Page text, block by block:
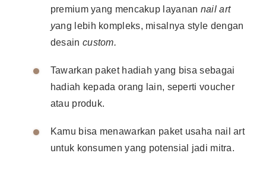
premium yang mencakup layanan nail art
yang lebih kompleks, misalnya style dengan
desain custom.
Tawarkan paket hadiah yang bisa sebagai
hadiah kepada orang lain, seperti voucher
atau produk.
Kamu bisa menawarkan paket usaha nail art
untuk konsumen yang potensial jadi mitra.